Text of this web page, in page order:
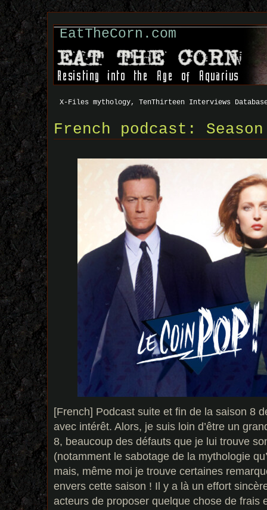
EatTheCorn.com
X-Files mythology, TenThirteen Interviews
French podcast:
[French] Podcast suite et fin de la saison 8
avec intérêt. Alors, je suis loin d’être un
8, beaucoup des défauts que je lui trouve
(notamment le sabotage de la mythologie
mais, même moi je trouve certaines
envers cette saison ! Il y a là un effort
acteurs de proposer quelque chose de frais